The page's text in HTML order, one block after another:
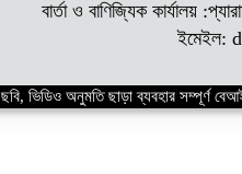
বার্তা ও বাণিজ্যিক কার্যালয়
ইমেইল:
ভিডিও অনুমতি ছাড়া ব্যবহার সম্পূর্ণ